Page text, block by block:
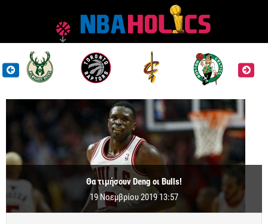
Θα τιμήσουν Deng οι Bulls!
19 Νοεμβρίου 2019 13:57